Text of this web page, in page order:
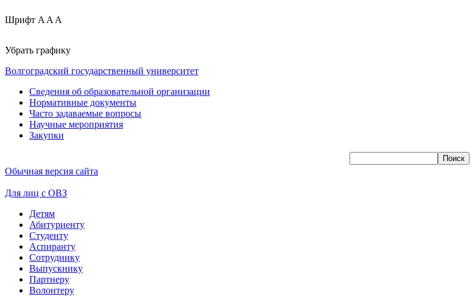
Шрифт A A A
Убрать графику
Волгоградский государственный университет
Сведения об образовательной организации
Нормативные документы
Часто задаваемые вопросы
Научные мероприятия
Закупки
Обычная версия сайта
Для лиц с ОВЗ
Детям
Абитуриенту
Студенту
Аспиранту
Сотруднику
Выпускнику
Партнеру
Волонтеру